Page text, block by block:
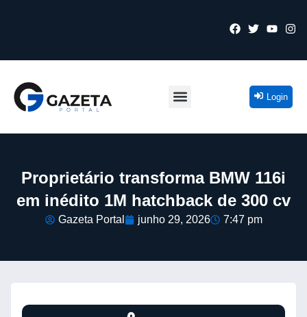
Login
Proprietário transforma BMW 116i
em inédito 1M hatchback de 300 cv
Gazeta Portal junho 29, 2026 7:47 pm